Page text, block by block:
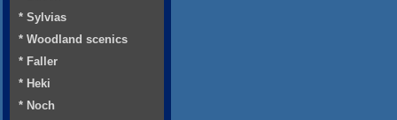
* Sylvias
* Woodland scenics
* Faller
* Heki
* Noch